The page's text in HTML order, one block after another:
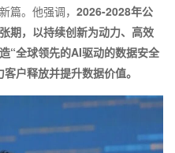
篇。他强调， 2026-2028年公
期， 以持续创新为动力、高效
“全球领先的AI驱动的数据安全
客户释放并提升数据价值。